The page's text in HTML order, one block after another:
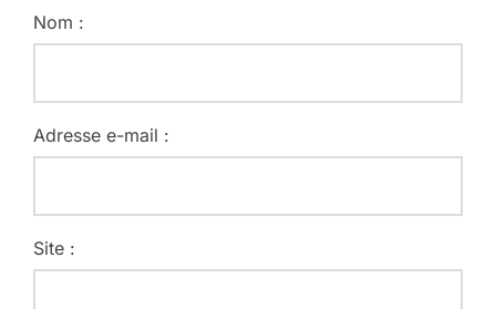
Nom :
Adresse e-mail :
Site :